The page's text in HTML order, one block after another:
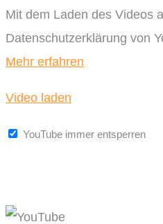
Mit dem Laden des Videos
Datenschutzerklärung von
Mehr erfahren
Video laden
YouTube immer entsperren